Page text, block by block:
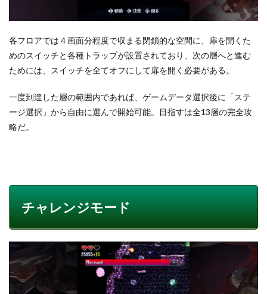
各フロアでは４画面分程度で収まる閉鎖的な空間に、扉を開くた
めのスイッチと各種トラップが設置されており、次の層へと進む
ためには、スイッチを全てオフにして扉を開く必要がある。
一度到達した層の範囲内であれば、ゲームデータ選択後に「ステ
ージ選択」から自由に選んで開始可能。目指すは全13層の完全攻
略だ。
チャレンジモード